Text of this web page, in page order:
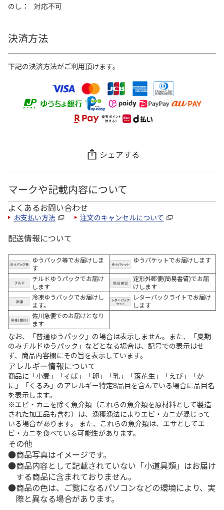
のし
対応不可
決済方法
下記の決済方法がご利用頂けます。
シェアする
マークや記載内容について
よくあるお問い合わせ
お支払い方法 注文のキャンセルについて
配送情報について
ゆうパック等でお届けしま
す
ゆうパケットでお届けします
チルドゆうパックでお届け
します
定形外郵便(簡易書留)でお届
けします
冷凍ゆうパックでお届けし
ます。
レターパックライトでお届け
します
佐川急便でのお届けとなり
ます
なお、「普通ゆうパック」の場合は表示しません。また、「夏期
のみチルドゆうパック」などとなる場合は、記号での表示はせ
ず、商品内容欄にその旨を表示しています。
アレルギー情報について
商品に「小麦」「そば」「卵」「乳」「落花生」「えび」「か
に」「くるみ」のアレルギー特定8品目を含んでいる場合に品目名
を表示します。
※エビ・カニを除く魚介類（これらの魚介類を原材料として製造
された加工品も含む）は、漁獲漁法によりエビ・カニが混じって
いる場合があります。 また、これらの魚介類は、エサとしてエ
ビ・カニを食べている可能性があります。
その他
商品写真はイメージです。
商品内容として記載されていない「小道具類」はお届け
する商品に含まれておりません。
商品の色は、ご覧になるパソコンなどの環境により、実
際と異なる場合があります。